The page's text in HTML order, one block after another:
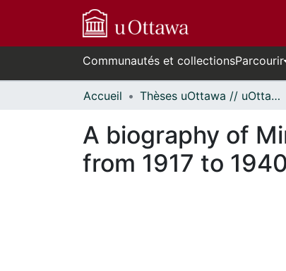
Communautés et collectionsParcourir
Accueil Thèses uOttawa // uOttawa Theses
A biography of
from 1917 to 1940